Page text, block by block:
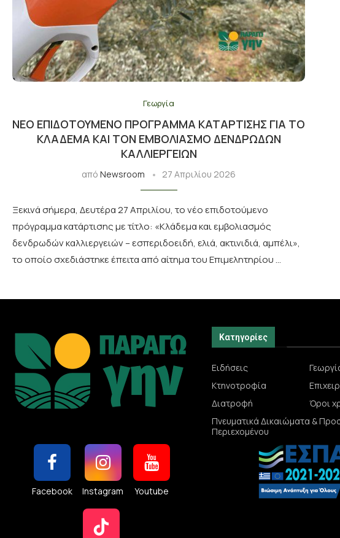
Γεωργία
ΝΈΟ ΕΠΙΔΟΤΟΎΜΕΝΟ ΠΡΌΓΡΑΜΜΑ ΚΑΤΆΡΤΙΣΗΣ ΓΙΑ ΤΟ
ΚΛΆΔΕΜΑ ΚΑΙ ΤΟΝ ΕΜΒΟΛΙΑΣΜΌ ΔΕΝΔΡΩΔΏΝ
ΚΑΛΛΙΕΡΓΕΙΏΝ
από Newsroom 27 Απριλίου 2026
Ξεκινά σήμερα, Δευτέρα 27 Απριλίου, το νέο επιδοτούμενο
πρόγραμμα κατάρτισης με τίτλο: «Κλάδεμα και εμβολιασμός
δενδρωδών καλλιεργειών – εσπεριδοειδή, ελιά, ακτινιδιά, αμπέλι»,
το οποίο σχεδιάστηκε έπειτα από αίτημα του Επιμελητηρίου …
Facebook Instagram Youtube
Κατηγορίες
Ειδήσεις
Κτηνοτροφία
Διατροφή
Όροι
Πνευματικά Δικαιώματα &
Περιεχομένου